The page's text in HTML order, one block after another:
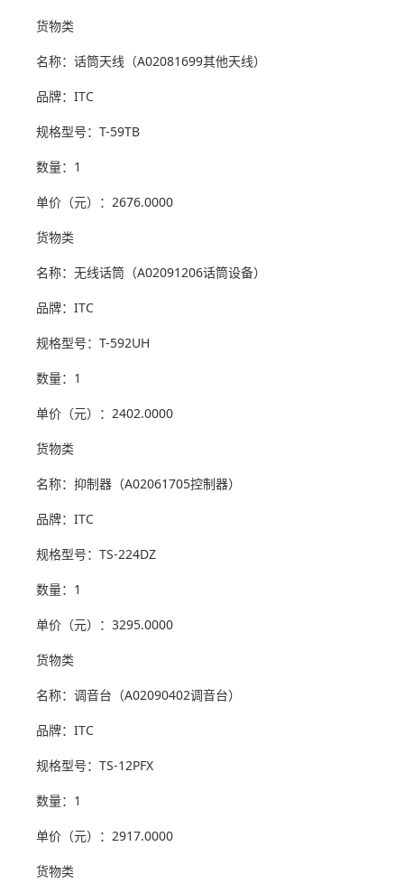
货物类
名称：话筒天线（A02081699其他天线）
品牌：ITC
规格型号：T-59TB
数量：1
单价（元）：2676.0000
货物类
名称：无线话筒（A02091206话筒设备）
品牌：ITC
规格型号：T-592UH
数量：1
单价（元）：2402.0000
货物类
名称：抑制器（A02061705控制器）
品牌：ITC
规格型号：TS-224DZ
数量：1
单价（元）：3295.0000
货物类
名称：调音台（A02090402调音台）
品牌：ITC
规格型号：TS-12PFX
数量：1
单价（元）：2917.0000
货物类